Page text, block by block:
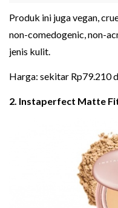
Produk ini juga vegan,
non-comedogenic, non-
jenis kulit.
Harga: sekitar Rp79.210
2. Instaperfect Matte